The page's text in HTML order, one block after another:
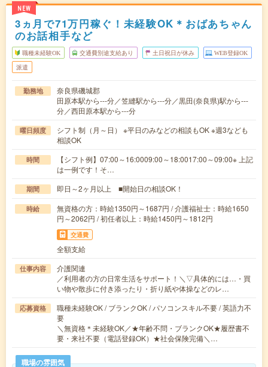
NEW
3ヵ月で71万円稼ぐ！未経験OK＊おばあちゃん
のお話相手など
職種未経験OK 交通費別途支給あり 土日祝日が休み WEB登録OK
派遣
勤務地
奈良県磯城郡
田原本駅から---分／笠縫駅から---分／黒田(奈良県)駅から---
分／西田原本駅から---分
曜日頻度
シフト制（月～日） ※平日のみなどの相談もOK ※週3なども
相談OK
時間
【シフト例】07:00～16:0009:00～18:0017:00～09:00※ 上記
は一例です！そ…
期間 即日～2ヶ月以上 ■開始日の相談OK！
時給
無資格の方：時給1350円～1687円 / 介護福祉士：時給1650
円～2062円 / 初任者以上：時給1450円～1812円
交通費
全額支給
仕事内容
介護関連
／利用者の方の日常生活をサポート！＼▽具体的には…・買
い物や散歩に付き添ったり・折り紙や体操などのレ…
応募資格
職種未経験OK / ブランクOK / パソコンスキル不要 / 英語力不
要
＼無資格＊未経験OK／★年齢不問・ブランクOK★履歴書不
要・来社不要（電話登録OK）★社会保険完備＼…
職場の雰囲気